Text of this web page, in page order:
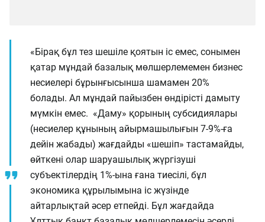
«Бірақ бұл тез шешіле қоятын іс емес, сонымен
қатар мұндай базалық мөлшерлемемен бизнес
несиелері бұрынғысынша шамамен 20%
болады. Ал мұндай пайызбен өндірісті дамыту
мүмкін емес. «Даму» қорының субсидиялары
(несиелер құнының айырмашылығын 7-9%-ға
дейін жабады) жағдайды «шешіп» тастамайды,
өйткені олар шаруашылық жүргізуші
субъектілердің 1%-ына ғана тиесілі, бұл
экономика құрылымына іс жүзінде
айтарлықтай әсер етпейді. Бұл жағдайда